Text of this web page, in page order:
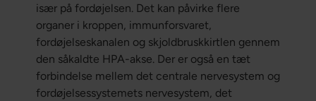
især på fordøjelsen. Det kan påvirke flere
organer i kroppen, immunforsvaret,
fordøjelseskanalen og skjoldbruskkirtlen gennem
den såkaldte HPA-akse. Der er også en tæt
forbindelse mellem det centrale nervesystem og
fordøjelsessystemets nervesystem, det